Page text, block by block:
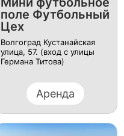
поле Футбольный
Цех
Волгоград Кустанайская
улица, 57. (вход с улицы
Германа Титова)
Аренда